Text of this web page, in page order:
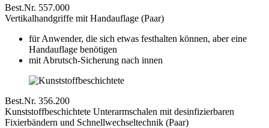
Best.Nr. 557.000
Vertikalhandgriffe mit Handauflage (Paar)
für Anwender, die sich etwas festhalten können, aber eine
Handauflage benötigen
mit Abrutsch-Sicherung nach innen
Best.Nr. 356.200
Kunststoffbeschichtete Unterarmschalen mit desinfizierbaren
Fixierbändern und Schnellwechseltechnik (Paar)